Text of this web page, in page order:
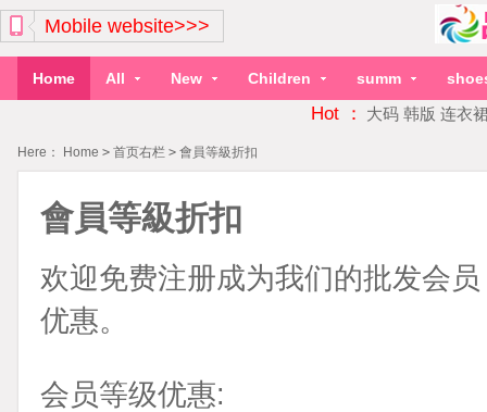
Mobile website>>>
Home All New Children summ
Hot ： 大码 韩版 连衣
Here： Home > 首页右栏 > 會員等級折扣
會員等級折扣
欢迎免费注册成为我们的批发会
优惠。
会员等级优惠: